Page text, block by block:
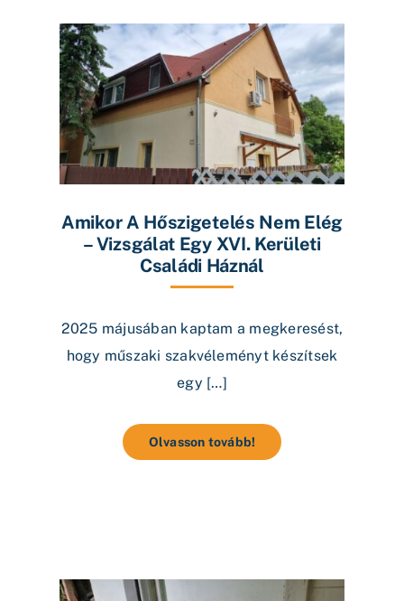
Amikor A Hőszigetelés Nem Elég
– Vizsgálat Egy XVI. Kerületi
Családi Háznál
2025 májusában kaptam a megkeresést,
hogy műszaki szakvéleményt készítsek
egy […]
Olvasson tovább!